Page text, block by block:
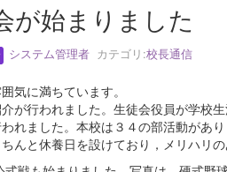
が始まりました
システム管理者カテゴリ:校長通信
気に満ちています。
が行われました。生徒会役員が学校
れました。本校は３４の部活動があ
んと休養日を設けており，メリハリ